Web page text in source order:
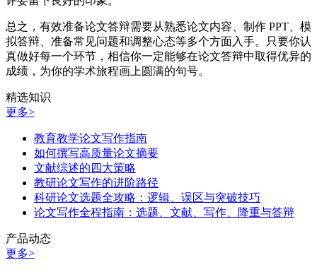
总之，有效准备论文答辩需要从熟悉论文内容、制作 PPT、模
拟答辩、准备常见问题和调整心态等多个方面入手。只要你认
真做好每一个环节，相信你一定能够在论文答辩中取得优异的
成绩，为你的学术旅程画上圆满的句号。
精选知识
更多>
教育教学论文写作指南
如何撰写高质量论文摘要
文献综述的四大策略
教研论文写作的进阶路径
科研论文选题全攻略：逻辑、误区与突破技巧
论文写作全程指南：选题、文献、写作、降重与答辩
产品动态
更多>